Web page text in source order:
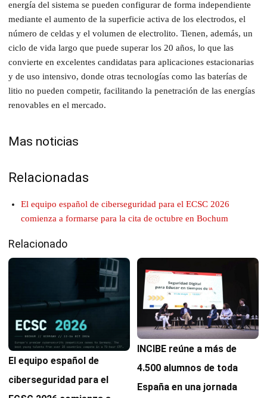
energía del sistema se pueden configurar de forma independiente
mediante el aumento de la superficie activa de los electrodos, el
número de celdas y el volumen de electrolito. Tienen, además, un
ciclo de vida largo que puede superar los 20 años, lo que las
convierte en excelentes candidatas para aplicaciones estacionarias
y de uso intensivo, donde otras tecnologías como las baterías de
litio no pueden competir, facilitando la penetración de las energías
renovables en el mercado.
Mas noticias
Relacionadas
El equipo español de ciberseguridad para el ECSC 2026
comienza a formarse para la cita de octubre en Bochum
Relacionado
El equipo español de
ciberseguridad para el
INCIBE reúne a más de
4.500 alumnos de toda
España en una jornada